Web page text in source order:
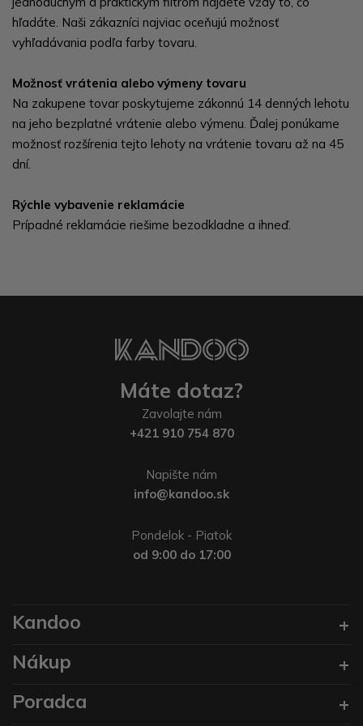
hľadáte. Naši zákazníci najviac oceňujú možnosť
vyhľadávania podľa farby tovaru.
Možnosť vrátenia alebo výmeny tovaru
Na zakupene tovar poskytujeme zákonnú 14 denných lehotu
na jeho bezplatné vrátenie alebo výmenu. Ďalej ponúkame
možnosť rozšírenia tejto lehoty na vrátenie tovaru až na 45
dní.
Rýchle vybavenie reklamácie
Prípadné reklamácie riešime bezodkladne a ihneď.
Máte dotaz?
Zavolajte nám
+421 910 754 870
Napište nám
info@kandoo.sk
Pondelok - Piatok
od 9:00 do 17:00
Kandoo
Nákup
Poradca